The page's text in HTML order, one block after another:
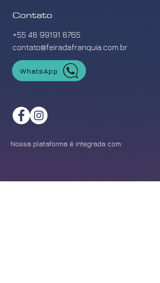
Contato
+55 48 99191 8765
contato@feiradafranquia.com.br
WhatsApp
Nossa plataforma é integrada com: